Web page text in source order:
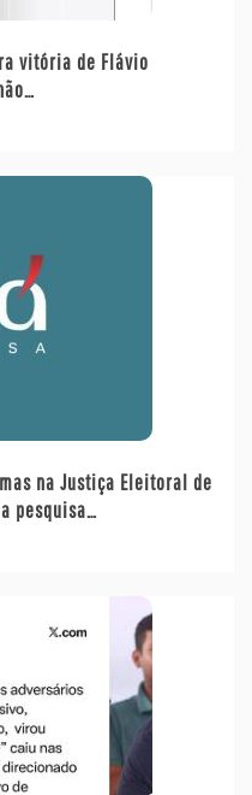
vitória de Flávio
na Justiça Eleitoral de
pesquisa…